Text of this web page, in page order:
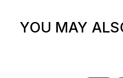
YOU MAY